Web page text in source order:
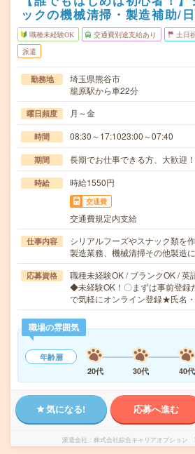
ックの機械清掃・製造補助/
職種未経験OK 交通費別途支給あり 土日
派遣
勤務地
埼玉県熊谷市
籠原駅から車22分
曜日頻度 月～金
時間 08:30～17:1023:00～07:40
期間 長期でお仕事できる方、大歓迎！
時給 時給1550円
交通費
交通費規定内支給
仕事内容
シリアルフーズやスナック類を
製造業務、機械清掃その他製造
応募資格
職種未経験OK / ブランクOK / 英
◆未経験OK！〇まずは事前登録
で気軽にオンライン登録★氏名
職場の雰囲気
年齢層
20代
30代 40代
気になる! 応募へ進む
派遣会社 株式会社綜合キャリアオプション